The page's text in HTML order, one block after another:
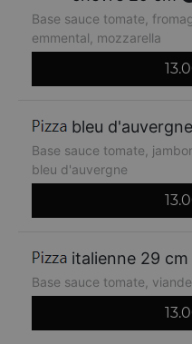
Base sauce tomate,
emmental, mozzarella
bleu
Base sauce tomate,
bleu d'auvergne
italienne 29 cm
Base sauce tomate,